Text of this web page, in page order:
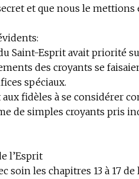
et que nous le mettions
Saint-Esprit avait priorité
des croyants se
spéciaux.
aux fidèles à se considérer
de simples croyants pris
l’Esprit
soin les chapitres 13 à 17